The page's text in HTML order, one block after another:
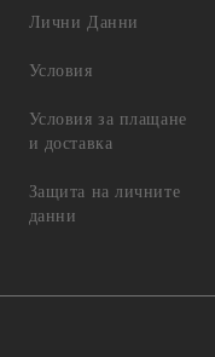
Лични Данни
Условия
Условия за плащане
и доставка
Защита на личните
данни